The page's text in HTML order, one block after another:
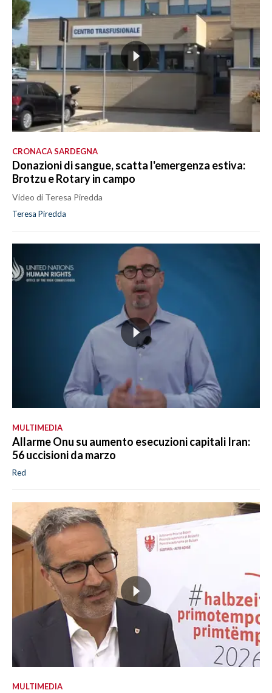
CRONACA SARDEGNA
Donazioni di sangue, scatta l'emergenza estiva:
Brotzu e Rotary in campo
Video di Teresa Piredda
Teresa Piredda
MULTIMEDIA
Allarme Onu su aumento esecuzioni capitali Iran:
56 uccisioni da marzo
Red
MULTIMEDIA